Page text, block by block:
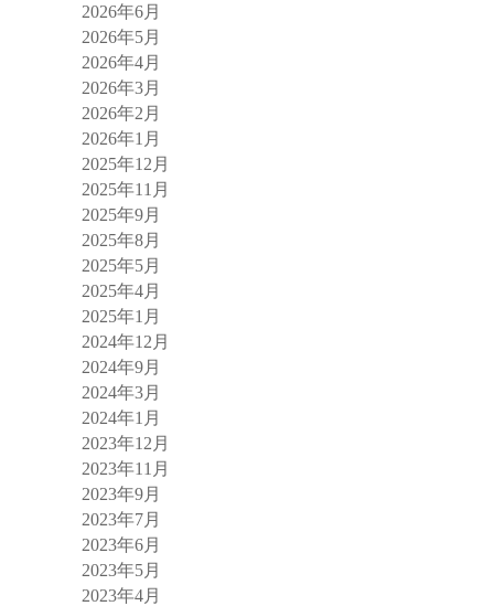
2026年6月
2026年5月
2026年4月
2026年3月
2026年2月
2026年1月
2025年12月
2025年11月
2025年9月
2025年8月
2025年5月
2025年4月
2025年1月
2024年12月
2024年9月
2024年3月
2024年1月
2023年12月
2023年11月
2023年9月
2023年7月
2023年6月
2023年5月
2023年4月